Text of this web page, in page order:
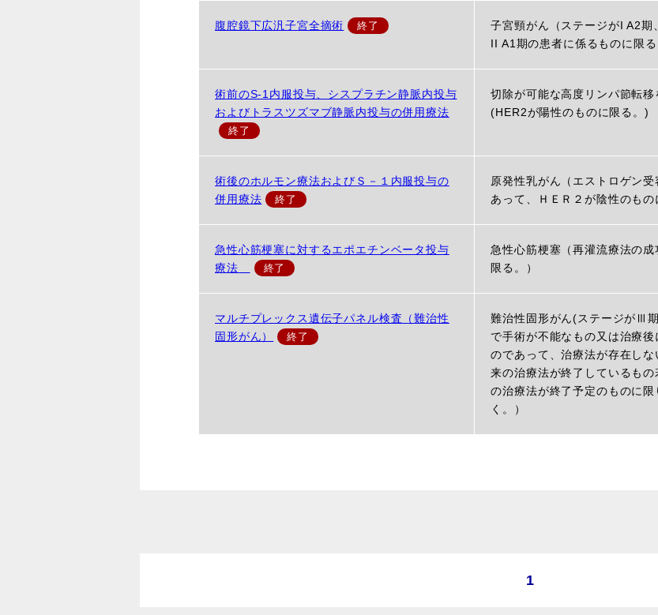
腹腔鏡下広汎子宮全摘術
子宮頸がん（ステージがI A2期
II A1期の患者に係るものに限る
術前のS-1内服投与、シスプラチン静脈内投与
およびトラスツズマブ静脈内投与の併用療法
切除が可能な高度リンパ節転移
(HER2が陽性のものに限る。)
術後のホルモン療法およびＳ－１内服投与の
併用療法
原発性乳がん（エストロゲン
あって、ＨＥＲ２が陰性のもの
急性心筋梗塞に対するエポエチンベータ投与
療法
急性心筋梗塞（再灌流療法の成
限る。）
マルチプレックス遺伝子パネル検査（難治性
固形がん）
難治性固形がん(ステージがⅢ
で手術が不能なもの又は治療後
のであって、治療法が存在しな
来の治療法が終了しているもの
の治療法が終了予定のものに限
く。）
1